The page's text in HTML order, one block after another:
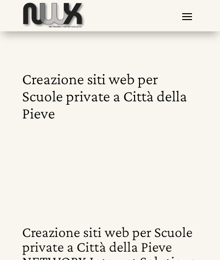
Creazione siti web per
Scuole private a Città della
Pieve
Creazione siti web per Scuole
private a Città della Pieve